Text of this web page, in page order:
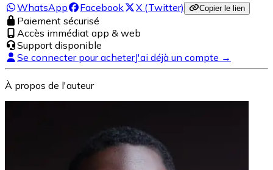
WhatsApp
Facebook X (Twitter) Copier le lien
Paiement sécurisé
Accès immédiat app & web
Support disponible
Se connecter pour acheterJ'ai déjà un compte →
À propos de l'auteur